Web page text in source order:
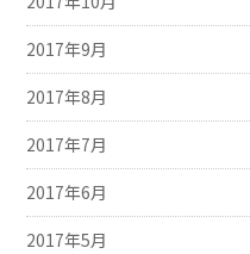
2017年9月
2017年8月
2017年7月
2017年6月
2017年5月